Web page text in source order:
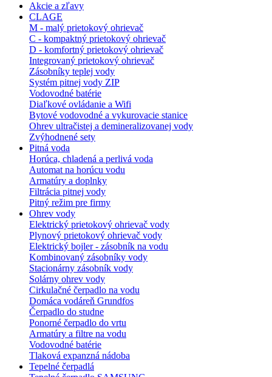
Akcie a zľavy
CLAGE
M - malý prietokový ohrievač
C - kompaktný prietokový ohrievač
D - komfortný prietokový ohrievač
Integrovaný prietokový ohrievač
Zásobníky teplej vody
Systém pitnej vody ZIP
Vodovodné batérie
Diaľkové ovládanie a Wifi
Bytové vodovodné a vykurovacie stanice
Ohrev ultračistej a demineralizovanej vody
Zvýhodnené sety
Pitná voda
Horúca, chladená a perlivá voda
Automat na horúcu vodu
Armatúry a doplnky
Filtrácia pitnej vody
Pitný režim pre firmy
Ohrev vody
Elektrický prietokový ohrievač vody
Plynový prietokový ohrievač vody
Elektrický bojler - zásobník na vodu
Kombinovaný zásobníky vody
Stacionárny zásobník vody
Solárny ohrev vody
Cirkulačné čerpadlo na vodu
Domáca vodáreň Grundfos
Čerpadlo do studne
Ponorné čerpadlo do vrtu
Armatúry a filtre na vodu
Vodovodné batérie
Tlaková expanzná nádoba
Tepelné čerpadlá